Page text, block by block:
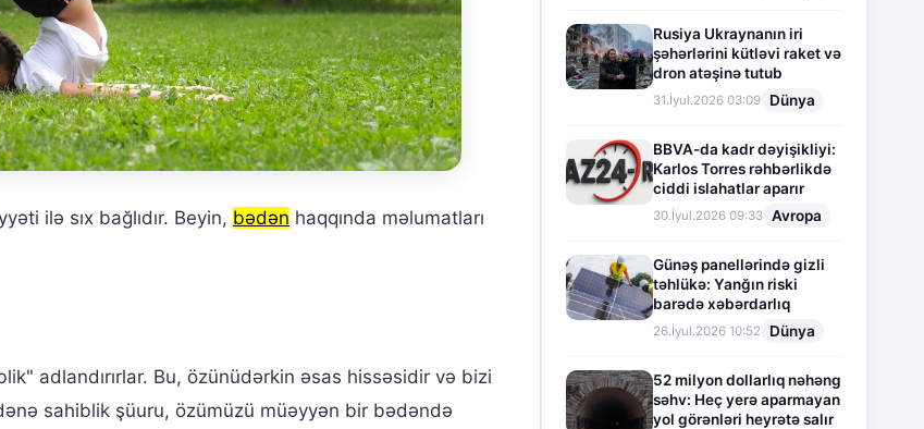
ilə sıx bağlıdır. Beyin, bədən haqqında məlumatları
adlandırırlar. Bu, özünüdərkin əsas hissəsidir və bizi
sahiblik şüuru, özümüzü müəyyən bir bədəndə
Rusiya Ukraynanın iri
şəhərlərini kütləvi raket və
dron atəşinə tutub
31.İyul.2026 03:09 Dünya
BBVA-da kadr dəyişikliyi:
Karlos Torres rəhbərlikdə
ciddi islahatlar aparır
30.İyul.2026 09:33 Avropa
Günəş panellərində gizli
təhlükə: Yanğın riski
barədə xəbərdarlıq
26.İyul.2026 10:52 Dünya
52 milyon dollarlıq nəhəng
səhv: Heç yerə aparmayan
yol görənləri heyrətə salır